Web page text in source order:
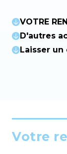
VOTRE
D'autres
Laisser
Votre